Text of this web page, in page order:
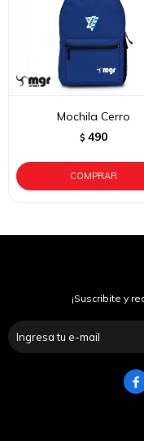
Mochila Cerro
$ 490
¡Suscribite y
